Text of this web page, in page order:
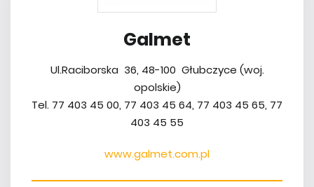
Galmet
Ul.Raciborska 36, 48-100 Głubczyce (woj.
opolskie)
Tel. 77 403 45 00, 77 403 45 64, 77 403 45 65, 77
403 45 55
www.galmet.com.pl